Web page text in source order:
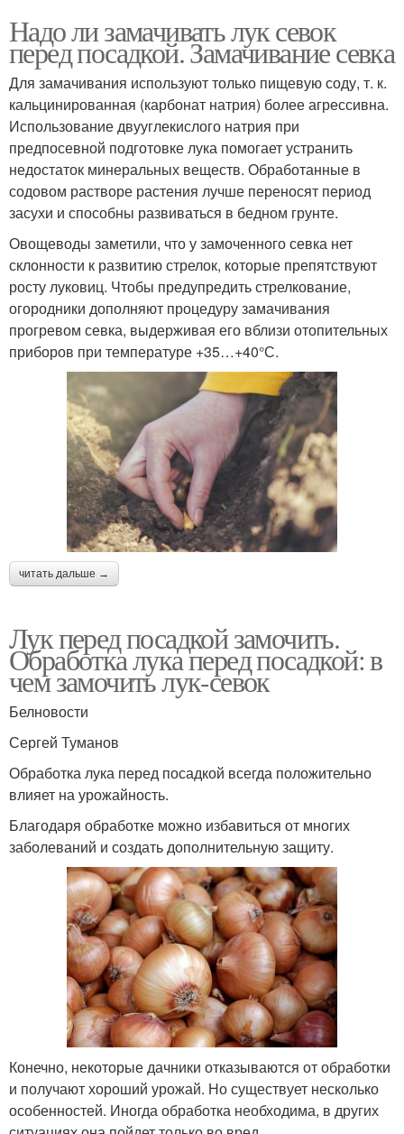
Надо ли замачивать лук севок
перед посадкой. Замачивание севка
Для замачивания используют только пищевую соду, т. к.
кальцинированная (карбонат натрия) более агрессивна.
Использование двууглекислого натрия при
предпосевной подготовке лука помогает устранить
недостаток минеральных веществ. Обработанные в
содовом растворе растения лучше переносят период
засухи и способны развиваться в бедном грунте.
Овощеводы заметили, что у замоченного севка нет
склонности к развитию стрелок, которые препятствуют
росту луковиц. Чтобы предупредить стрелкование,
огородники дополняют процедуру замачивания
прогревом севка, выдерживая его вблизи отопительных
приборов при температуре +35…+40°С.
читать дальше →
Лук перед посадкой замочить.
Обработка лука перед посадкой: в
чем замочить лук-севок
Белновости
Сергей Туманов
Обработка лука перед посадкой всегда положительно
влияет на урожайность.
Благодаря обработке можно избавиться от многих
заболеваний и создать дополнительную защиту.
Конечно, некоторые дачники отказываются от обработки
и получают хороший урожай. Но существует несколько
особенностей. Иногда обработка необходима, в других